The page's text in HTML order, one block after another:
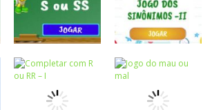
Atividades
Português e
Matemática
Completar
Atividades
Português e
Matemática
Jogo dos